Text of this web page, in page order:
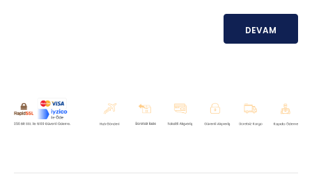
DEVAM